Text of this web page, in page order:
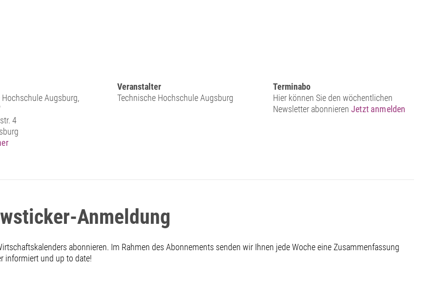
Augsburg,
4
Veranstalter
Technische Hochschule Augsburg
Terminabo
Hier können Sie den wöchentlichen
Newsletter abonnierenJetzt anmelden
Anmeldung
abonnieren. Im Rahmen des Abonnements senden wir Ihnen jede Woche eine Zusammenfassung
informiert und up to date!